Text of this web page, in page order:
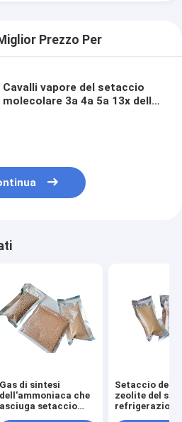
Prezzo Per
Cavalli vapore del setaccio
molecolare 3a 4a 5a 13x della
Gas di sintesi
dell'ammoniaca che
asciuga setaccio
Setaccio della
zeolite del
refrigerazione